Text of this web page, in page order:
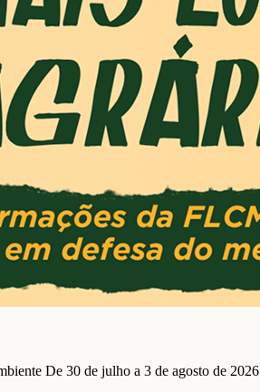
De 30 de julho a 3 de agosto de 2026